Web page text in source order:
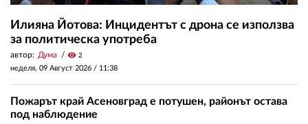
Илияна Йотова: Инцидентът с дрона се използва
за политическа употреба
автор: Дума visibility 2
неделя, 09 Август 2026 / 11:38
Пожарът край Асеновград е потушен, районът остава
под наблюдение